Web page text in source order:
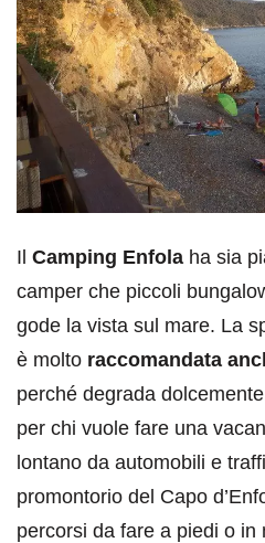
Il Camping Enfola ha sia
camper che piccoli
gode la vista sul mare. La
è molto raccomandata
perché degrada
per chi vuole fare una
lontano da automobili e
promontorio del Capo
percorsi da fare a piedi o in